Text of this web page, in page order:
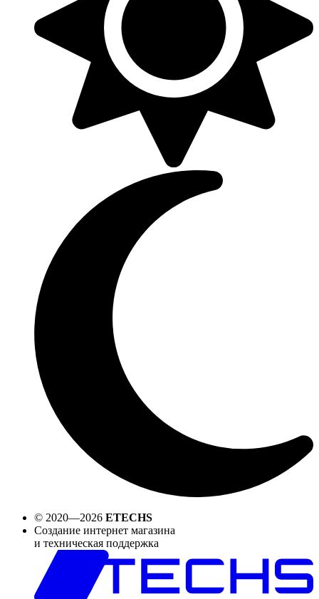
© 2020—2026 ETECHS
Создание интернет магазина
и техническая поддержка